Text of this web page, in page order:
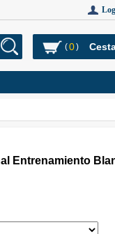
(0)
Entrenamiento